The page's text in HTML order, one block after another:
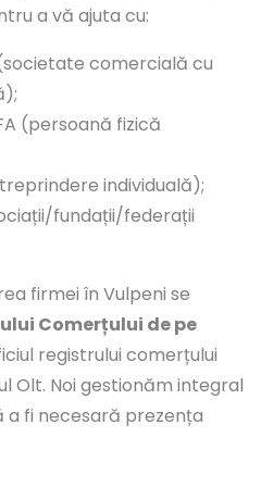
a vă ajuta cu:
comercială cu
(persoană fizică
individuală);
fundații/federații
firmei în Vulpeni se
Comerțului de pe
registrului comerțului
Olt. Noi gestionăm integral
fi necesară prezența